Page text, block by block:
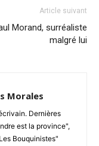
Article suivant
Morand, surréaliste
malgré lui
Morales
Dernières
est la province",
Bouquinistes"